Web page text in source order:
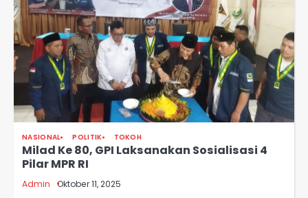
NASIONAL POLITIK TOKOH
Milad Ke 80, GPI Laksanakan Sosialisasi 4
Pilar MPR RI
Admin Oktober 11, 2025